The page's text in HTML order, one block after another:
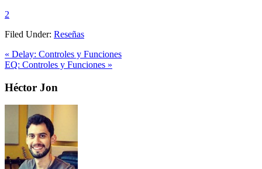
2
Filed Under: Reseñas
Previous
Post:
« Delay: Controles y Funciones
Next
EQ: Controles y Funciones »
Primary
Sidebar
Héctor Jon